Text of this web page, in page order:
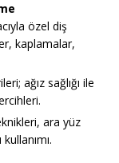
özel diş
kaplamalar,
ağız sağlığı ile
ara yüz